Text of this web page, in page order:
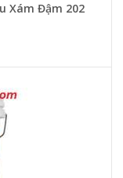
Xám Đậm 202